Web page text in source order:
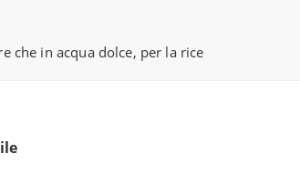
che in acqua dolce, per la rice